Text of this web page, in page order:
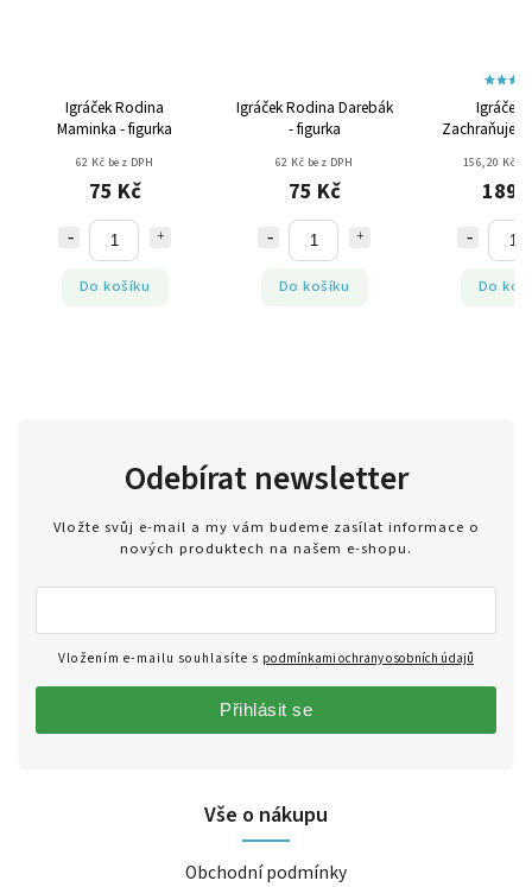
Igráček Rodina
Maminka - figurka
62 Kč bez DPH
75 Kč
Do košíku
Igráček Rodina Darebák
- figurka
62 Kč bez DPH
75 Kč
Do košíku
Igráček
156,20 Kč
189
Do
Vše o nákupu
Obchodní podmínky
Odebírat newsletter
Vložte svůj e-mail a my vám budeme zasílat informace o
nových produktech na našem e-shopu.
Vložením e-mailu souhlasíte s podmínkami ochrany osobních údajů
Přihlásit se